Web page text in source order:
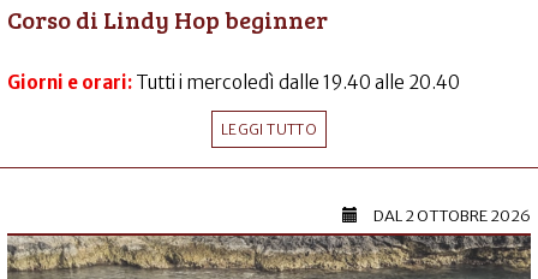
Corso di Lindy Hop beginner
Giorni e orari: Tutti i mercoledì dalle 19.40 alle 20.40
LEGGI TUTTO
DAL2 OTTOBRE 2026